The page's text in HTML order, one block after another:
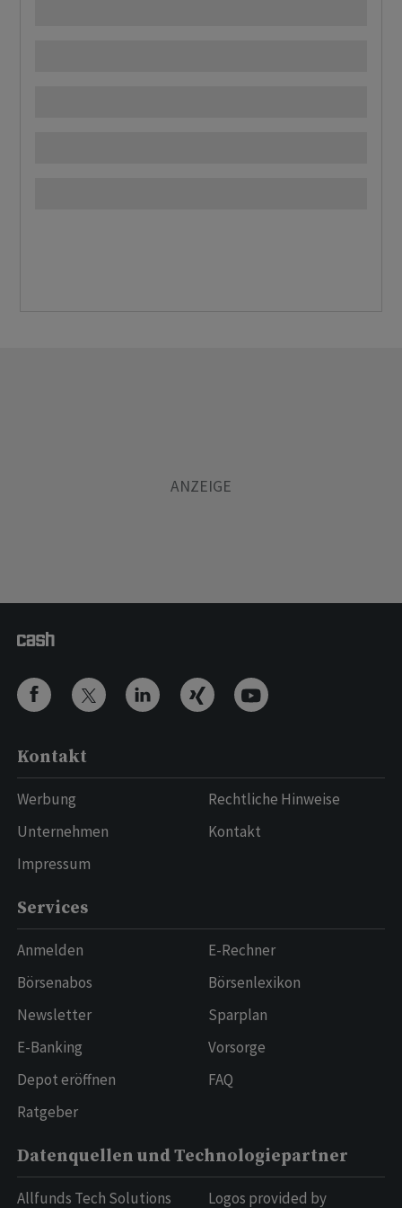
Kontakt
Werbung
Unternehmen
Impressum
Rechtliche Hinweise
Kontakt
Services
Anmelden
Börsenabos
Newsletter
E-Banking
Depot eröffnen
Ratgeber
E-Rechner
Börsenlexikon
Sparplan
Vorsorge
FAQ
Datenquellen und Technologiepartner
Allfunds Tech Solutions
Logos provided by